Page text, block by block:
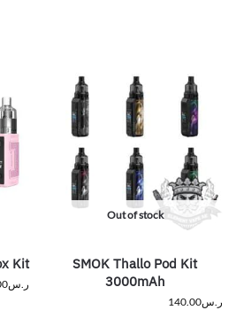
Out of stock
SMOK Thallo Pod Kit
3000mAh
ر.س140.00
Kit
ر.س